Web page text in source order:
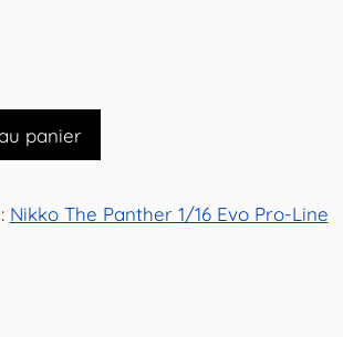
panier
Nikko The Panther 1/16 Evo Pro-Line